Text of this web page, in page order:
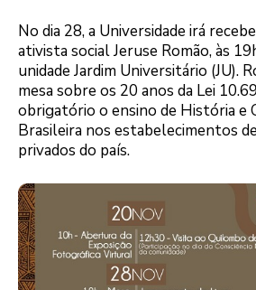
No dia 28, a Universidade irá
ativista social Jeruse Romão, às
unidade Jardim Universitário (JU).
mesa sobre os 20 anos da Lei
obrigatório o ensino de História
Brasileira nos estabelecimentos
privados do país.